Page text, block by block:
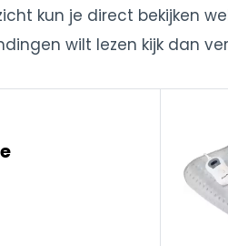
kun je direct bekijken
wilt lezen kijk dan